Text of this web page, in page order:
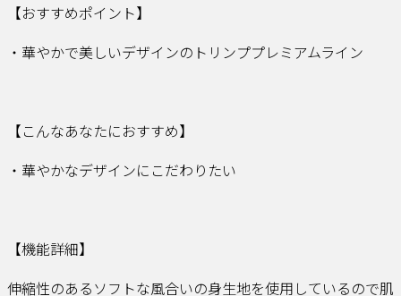
【おすすめポイント】
・華やかで美しいデザインのトリンププレミアムライン
【こんなあなたにおすすめ】
・華やかなデザインにこだわりたい
【機能詳細】
伸縮性のあるソフトな風合いの身生地を使用しているので肌